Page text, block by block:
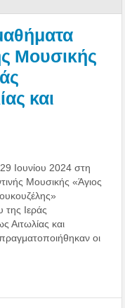
Μουσικής
και
Ιουνίου 2024 στη
Μουσικής «Άγιος
της Ιεράς
Αιτωλίας και
οι